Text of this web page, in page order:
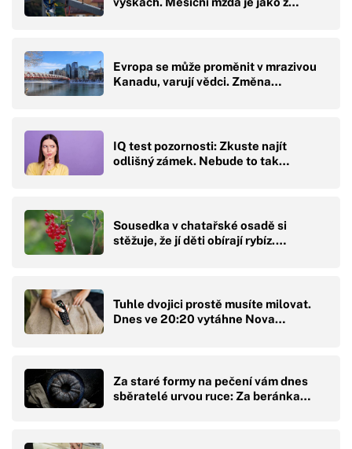
Evropa se může proměnit v mrazivou
Kanadu, varují vědci. Změna…
IQ test pozornosti: Zkuste najít
odlišný zámek. Nebude to tak…
Sousedka v chatařské osadě si
stěžuje, že jí děti obírají rybíz.…
Tuhle dvojici prostě musíte milovat.
Dnes ve 20:20 vytáhne Nova…
Za staré formy na pečení vám dnes
sběratelé urvou ruce: Za beránka…